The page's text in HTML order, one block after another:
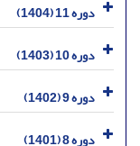
دوره 11 (1404)
دوره 10 (1403)
دوره 9 (1402)
دوره 8 (1401)